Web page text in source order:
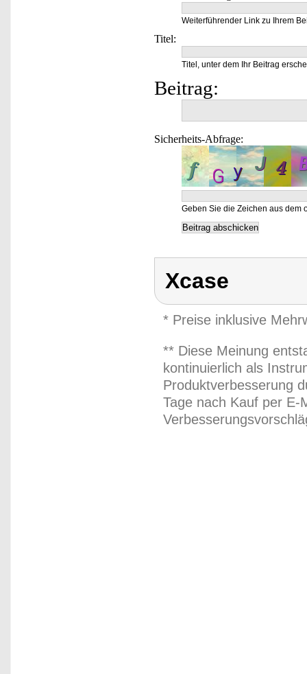
Weiterführender Link zu Ihrem
Titel:
Titel, unter dem Ihr Beitrag
Beitrag:
Sicherheits-Abfrage:
Geben Sie die Zeichen aus dem
Xcase
* Preise inklusive
** Diese Meinung
kontinuierlich als
Produktverbesserung
Tage nach Kauf per E-